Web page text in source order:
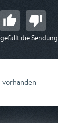
gefällt die Sendung